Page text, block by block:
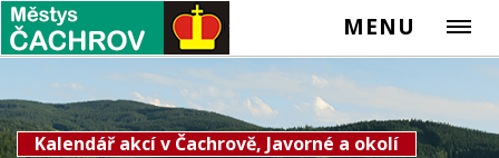
MENU
Kalendář akcí v Čachrově, Javorné a okolí